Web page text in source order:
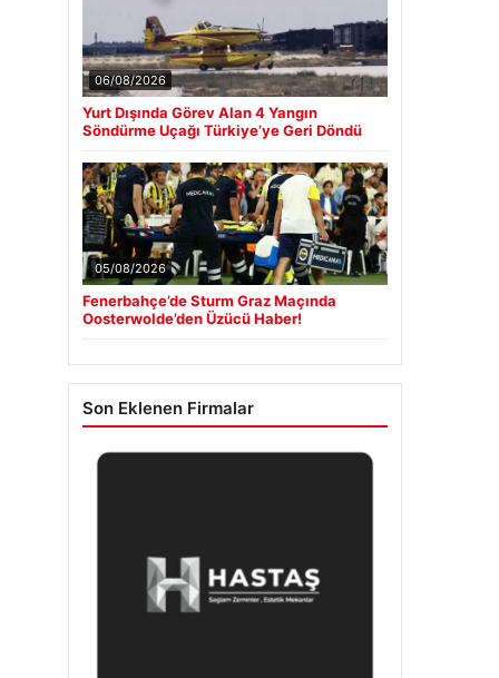
06/08/2026
Yurt Dışında Görev Alan 4 Yangın
Söndürme Uçağı Türkiye’ye Geri Döndü
05/08/2026
Fenerbahçe’de Sturm Graz Maçında
Oosterwolde’den Üzücü Haber!
Son Eklenen Firmalar